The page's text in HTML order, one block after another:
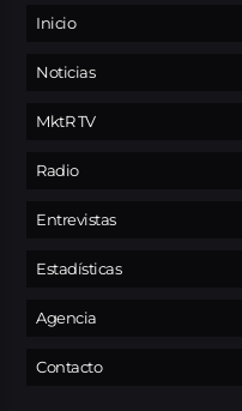
Inicio
Noticias
MktR TV
Radio
Entrevistas
Estadísticas
Agencia
Contacto